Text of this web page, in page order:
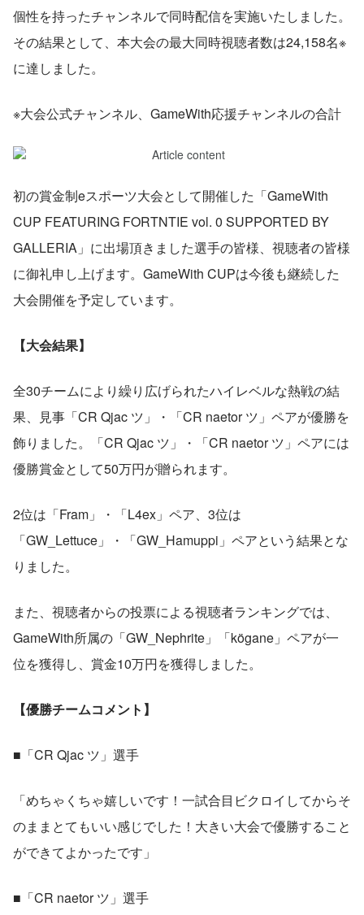
個性を持ったチャンネルで同時配信を実施いたしました。
その結果として、本大会の最大同時視聴者数は24,158名※
に達しました。
※大会公式チャンネル、GameWith応援チャンネルの合計
初の賞金制eスポーツ大会として開催した「GameWith
CUP FEATURING FORTNTIE vol. 0 SUPPORTED BY
GALLERIA」に出場頂きました選手の皆様、視聴者の皆様
に御礼申し上げます。GameWith CUPは今後も継続した
大会開催を予定しています。
【大会結果】
全30チームにより繰り広げられたハイレベルな熱戦の結
果、見事「CR Qjac ツ」・「CR naetor ツ」ペアが優勝を
飾りました。「CR Qjac ツ」・「CR naetor ツ」ペアには
優勝賞金として50万円が贈られます。
2位は「Fram」・「L4ex」ペア、3位は
「GW_Lettuce」・「GW_Hamuppi」ペアという結果とな
りました。
また、視聴者からの投票による視聴者ランキングでは、
GameWith所属の「GW_Nephrite」「kögane」ペアが一
位を獲得し、賞金10万円を獲得しました。
【優勝チームコメント】
■「CR Qjac ツ」選手
「めちゃくちゃ嬉しいです！一試合目ビクロイしてからそ
のままとてもいい感じでした！大きい大会で優勝すること
ができてよかったです」
■「CR naetor ツ」選手